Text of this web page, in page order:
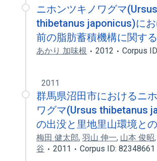
ニホンツキノワグマ(Ursus
thibetanus japonicus)に
前の脂肪蓄積機構に関す
あかり 加味根 2012 Corpus
2011
群馬県沼田市におけるニ
ワグマ(Ursus thibetanus
の出没と里地里山環境と
梅田 健太郎, 羽山 伸一, 山本 俊昭,
谷
2011 Corpus ID: 82348661